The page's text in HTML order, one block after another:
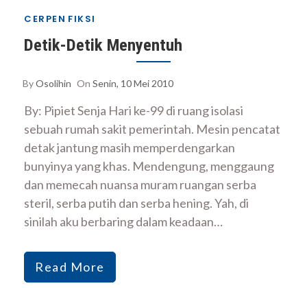
CERPEN FIKSI
Detik-Detik Menyentuh
ByOsolihin On Senin, 10 Mei 2010
By: Pipiet Senja Hari ke-99 di ruang isolasi
sebuah rumah sakit pemerintah. Mesin pencatat
detak jantung masih memperdengarkan
bunyinya yang khas. Mendengung, menggaung
dan memecah nuansa muram ruangan serba
steril, serba putih dan serba hening. Yah, di
sinilah aku berbaring dalam keadaan…
Read More